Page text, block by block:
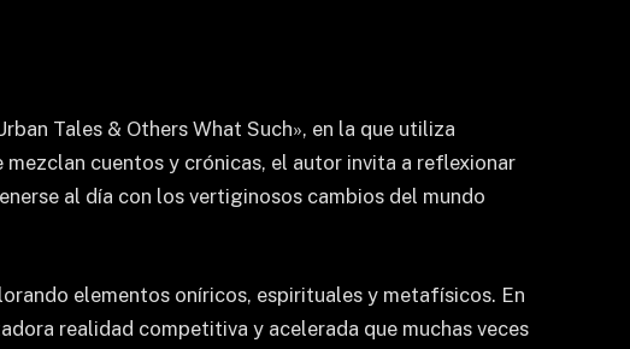
Tales & Others What Such», en la que utiliza
cuentos y crónicas, el autor invita a reflexionar
al día con los vertiginosos cambios del mundo
elementos oníricos, espirituales y metafísicos. En
realidad competitiva y acelerada que muchas veces